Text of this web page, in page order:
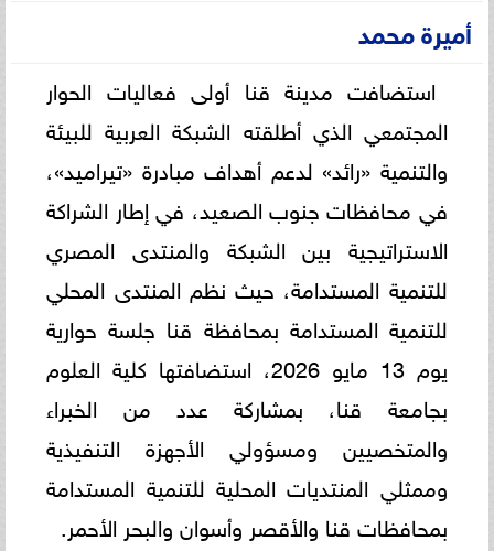
أميرة محمد
استضافت مدينة قنا أولى فعاليات الحوار
المجتمعي الذي أطلقته الشبكة العربية للبيئة
والتنمية «رائد» لدعم أهداف مبادرة «تيراميد»،
في محافظات جنوب الصعيد، في إطار الشراكة
الاستراتيجية بين الشبكة والمنتدى المصري
للتنمية المستدامة، حيث نظم المنتدى المحلي
للتنمية المستدامة بمحافظة قنا جلسة حوارية
يوم 13 مايو 2026، استضافتها كلية العلوم
بجامعة قنا، بمشاركة عدد من الخبراء
والمتخصيين ومسؤولي الأجهزة التنفيذية
وممثلي المنتديات المحلية للتنمية المستدامة
بمحافظات قنا والأقصر وأسوان والبحر الأحمر.